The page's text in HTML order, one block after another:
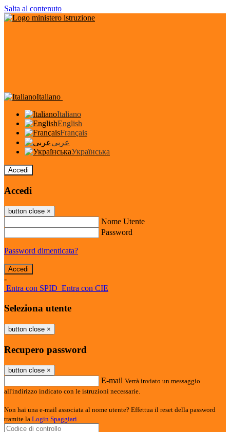
Salta al contenuto
Italiano
Italiano
English
Français
عربى
Українська
Accedi
Accedi
button close ×
Nome Utente
Password
Password dimenticata?
-
Entra con SPID Entra con CIE
Seleziona utente
button close ×
Recupero password
button close ×
E-mail Verrà inviato un messaggio
all'indirizzo indicato con le istruzioni necessarie.
Non hai una e-mail associata al nome utente? Effettua il reset della password
tramite la Login Spaggiari